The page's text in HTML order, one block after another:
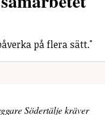
på flera sätt."
Södertälje kräver